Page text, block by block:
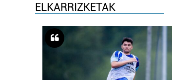
ELKARRIZKETAK